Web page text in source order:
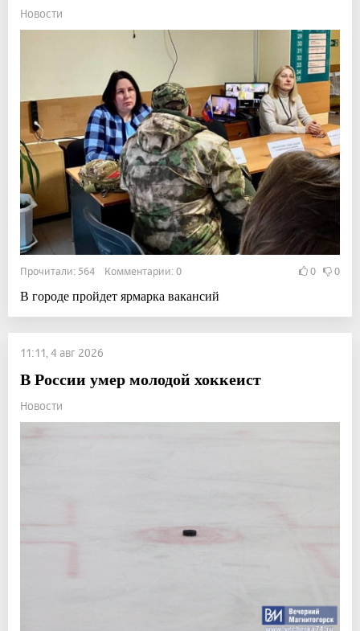
Новости
Прочитали: 564 Комментарии: 0 0 0
В городе пройдет ярмарка вакансий
11:11, 4 авг 2026
В России умер молодой хоккеист
Новости